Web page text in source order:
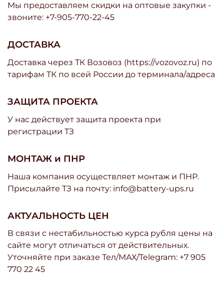
Мы предоставляем скидки на оптовые закупки -
звоните: +7-905-770-22-45
ДОСТАВКА
Доставка через ТК Возовоз (https://vozovoz.ru) по
тарифам ТК по всей России до терминала/адреса
ЗАЩИТА ПРОЕКТА
У нас действует защита проекта при
регистрации ТЗ
МОНТАЖ и ПНР
Наша компания осуществляет монтаж и ПНР.
Присылайте ТЗ на почту: info@battery-ups.ru
АКТУАЛЬНОСТЬ ЦЕН
В связи с нестабильностью курса рубля цены на
сайте могут отличаться от действительных.
Уточняйте при заказе Тел/МАХ/Telegram: +7 905
770 22 45